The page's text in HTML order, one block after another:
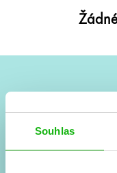
Souhlas
Vše kolem
a